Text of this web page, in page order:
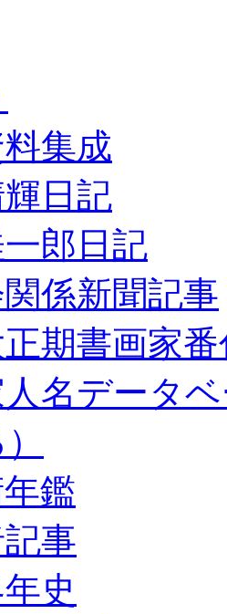
集成
日記
郎日記
係新聞記事
期書画家
名データ
鑑
事
史